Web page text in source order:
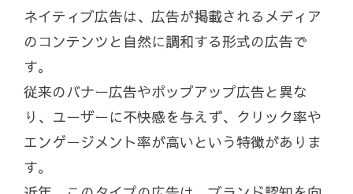
ネイティブ広告は、広告が掲載されるメディア
のコンテンツと自然に調和する形式の広告で
す。
従来のバナー広告やポップアップ広告と異な
り、ユーザーに不快感を与えず、クリック率や
エンゲージメント率が高いという特徴がありま
す。